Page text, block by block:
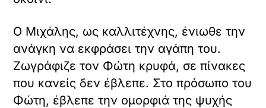
Ο Μιχάλης, ως καλλιτέχνης, ένιωθε την
ανάγκη να εκφράσει την αγάπη του.
Ζωγράφιζε τον Φώτη κρυφά, σε πίνακες
που κανείς δεν έβλεπε. Στο πρόσωπο του
Φώτη, έβλεπε την ομορφιά της ψυχής